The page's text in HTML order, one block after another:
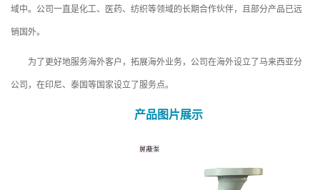
域中。公司一直是化工、医药、纺织等领域的长期合作伙伴，且部分产品已远
销国外。
为了更好地服务海外客户，拓展海外业务，公司在海外设立了马来西亚分
公司，在印尼、泰国等国家设立了服务点。
产品图片展示